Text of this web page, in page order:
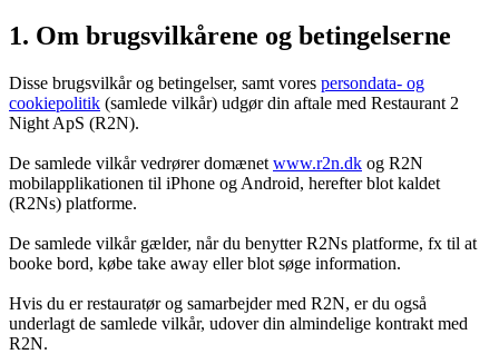
1. Om brugsvilkårene og betingelserne
Disse brugsvilkår og betingelser, samt vores persondata- og
cookiepolitik (samlede vilkår) udgør din aftale med Restaurant 2
Night ApS (R2N).
De samlede vilkår vedrører domænet www.r2n.dk og R2N
mobilapplikationen til iPhone og Android, herefter blot kaldet
(R2Ns) platforme.
De samlede vilkår gælder, når du benytter R2Ns platforme, fx til at
booke bord, købe take away eller blot søge information.
Hvis du er restauratør og samarbejder med R2N, er du også
underlagt de samlede vilkår, udover din almindelige kontrakt med
R2N.